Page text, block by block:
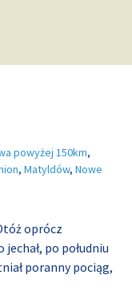
powyżej 150km,
, Matyldów, Nowe
oprócz
po południu
poranny pociąg,